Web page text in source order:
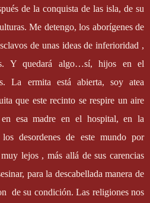
de la conquista de las isla, de su
Me detengo, los aborígenes de
de unas ideas de inferioridad ,
Y quedará algo…sí, hijos en el
La ermita está abierta, soy atea
que este recinto se respire un aire
esa madre en el hospital, en la
desordenes de este mundo por
lejos , más allá de sus carencias
para la descabellada manera de
de su condición. Las religiones nos